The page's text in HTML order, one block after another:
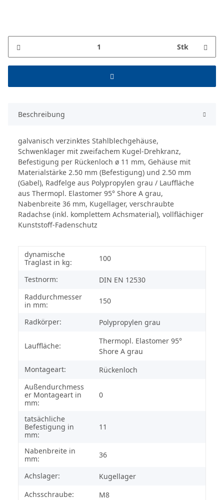
Stk
Beschreibung
galvanisch verzinktes Stahlblechgehäuse,
Schwenklager mit zweifachem Kugel-Drehkranz,
Befestigung per Rückenloch ø 11 mm, Gehäuse mit
Materialstärke 2.50 mm (Befestigung) und 2.50 mm
(Gabel), Radfelge aus Polypropylen grau / Lauffläche
aus Thermopl. Elastomer 95° Shore A grau,
Nabenbreite 36 mm, Kugellager, verschraubte
Radachse (inkl. komplettem Achsmaterial), vollflächiger
Kunststoff-Fadenschutz
dynamische
Traglast in kg:
100
Testnorm:
DIN EN 12530
Raddurchmesser
in mm:
150
Radkörper: Polypropylen grau
Lauffläche:
Thermopl. Elastomer 95°
Shore A grau
Montageart:
Rückenloch
Außendurchmess
er Montageart in
mm:
0
tatsächliche
Befestigung in
mm:
11
Nabenbreite in
mm:
36
Achslager:
Kugellager
Achsschraube:
M8